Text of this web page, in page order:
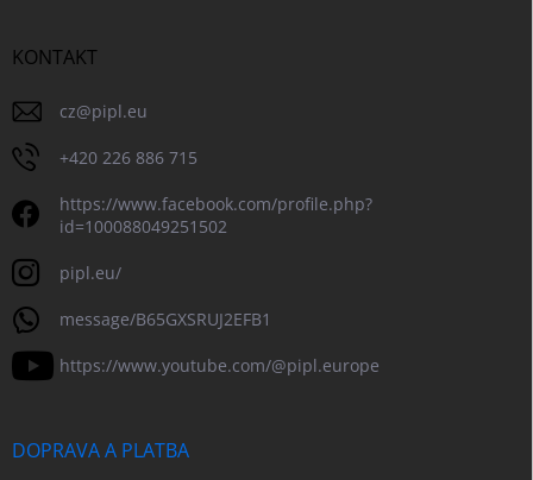
KONTAKT
cz@pipl.eu
+420 226 886 715
https://www.facebook.com/profile.php?
id=100088049251502
pipl.eu/
message/B65GXSRUJ2EFB1
https://www.youtube.com/@pipl.europe
DOPRAVA A PLATBA